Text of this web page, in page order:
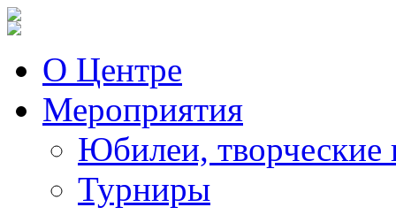
О Центре
Мероприятия
Юбилеи, творческие
Турниры